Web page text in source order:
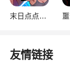
末日点点（辅助菜单）
友情链接